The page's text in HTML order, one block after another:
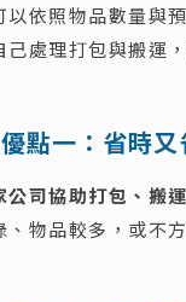
以依照物品數量與
己處理打包與搬運
點一：省時又
公司協助打包、搬
、物品較多，或不